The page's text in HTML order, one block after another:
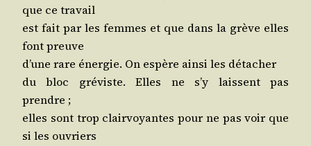
que ce travail
est fait par les femmes et que dans la grève elles
font preuve
d’une rare éner­gie. On espère ain­si les détacher
du bloc gré­viste. Elles ne s’y laissent pas
prendre ;
elles sont trop clair­voyantes pour ne pas voir que
si les ouvriers